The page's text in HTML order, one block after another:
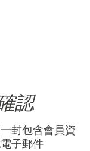
認
封包含會員資
子郵件